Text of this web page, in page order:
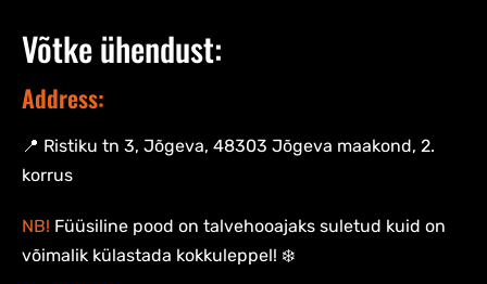
Võtke ühendust:
Address:
📍 Ristiku tn 3, Jõgeva, 48303 Jõgeva maakond, 2.
korrus
NB! Füüsiline pood on talvehooajaks suletud kuid on
võimalik külastada kokkuleppel! ❄️